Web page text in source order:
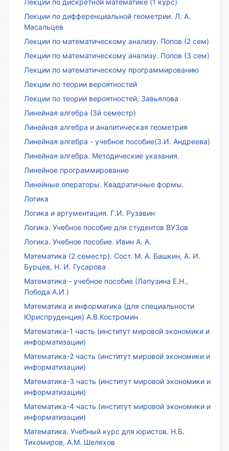
Лекции по дискретной математике (1 курс)
Лекции по дифференциальной геометрии. Л. А.
Масальцев
Лекции по математическому анализу. Попов (2 сем)
Лекции по математическому анализу. Попов (3 сем)
Лекции по математическому программированию
Лекции по теории вероятностей
Лекции по теории вероятностей, Завьялова
Линейная алгебра (3й семестр)
Линейная алгебра и аналитическая геометрия
Линейная алгебра - учебное пособие(З.И. Андреева)
Линейная алгебра. Методические указания.
Линейное программирование
Линейные операторы. Квадратичные формы.
Логика
Логика и аргументация. Г.И. Рузавин
Логика. Учебное пособие для студентов ВУЗов
Логика. Учебное пособие. Ивин А. А.
Математика (2 семестр). Сост. М. А. Башкин, А. И.
Бурцев, Н. И. Гусарова
Математика - учебное пособие (Лапузина Е.Н.,
Лобода А.И.)
Математика и информатика (для специальности
Юриспруденция) А.В.Костромин
Математика-1 часть (институт мировой экономики и
информатизации)
Математика-2 часть (институт мировой экономики и
информатизации)
Математика-3 часть (институт мировой экономики и
информатизации)
Математика-4 часть (институт мировой экономики и
информатизации)
Математика. Учебный курс для юристов. Н.Б.
Тихомиров, А.М. Шелехов